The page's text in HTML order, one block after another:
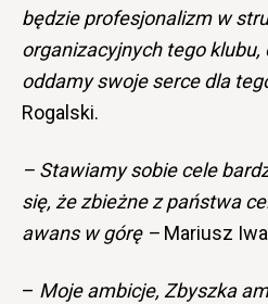
będzie profesjonalizm w
organizacyjnych tego
oddamy swoje serce dla
Rogalski.
– Stawiamy sobie cele
się, że zbieżne z państwa
awans w górę – Mariusz
– Moje ambicje, Zbyszka